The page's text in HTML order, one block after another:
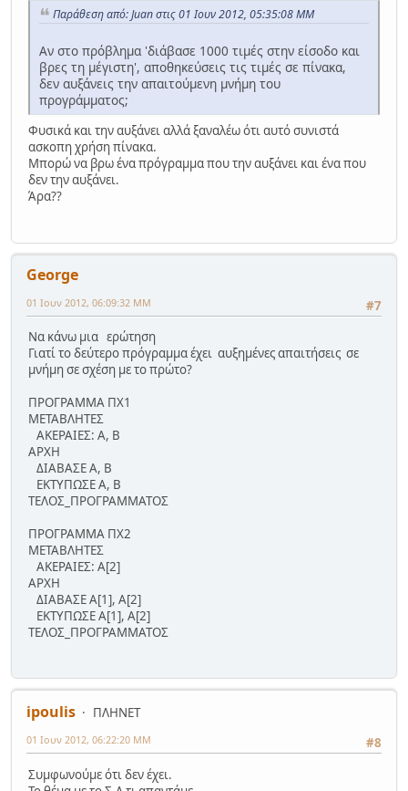
Παράθεση από: Juan στις 01 Ιουν 2012, 05:35:08 ΜΜ
Αν στο πρόβλημα 'διάβασε 1000 τιμές στην είσοδο και
βρες τη μέγιστη', αποθηκεύσεις τις τιμές σε πίνακα,
δεν αυξάνεις την απαιτούμενη μνήμη του
προγράμματος;
Φυσικά και την αυξάνει αλλά ξαναλέω ότι αυτό συνιστά
ασκοπη χρήση πίνακα.
Μπορώ να βρω ένα πρόγραμμα που την αυξάνει και ένα που
δεν την αυξάνει.
Άρα??
George
#7
01 Ιουν 2012, 06:09:32 ΜΜ
Να κάνω μια ερώτηση
Γιατί το δεύτερο πρόγραμμα έχει αυξημένες απαιτήσεις σε
μνήμη σε σχέση με το πρώτο?
ΠΡΟΓΡΑΜΜΑ ΠΧ1
ΜΕΤΑΒΛΗΤΕΣ
ΑΚΕΡΑΙΕΣ: Α, Β
ΑΡΧΗ
ΔΙΑΒΑΣΕ Α, Β
ΕΚΤΥΠΩΣΕ Α, Β
ΤΕΛΟΣ_ΠΡΟΓΡΑΜΜΑΤΟΣ
ΠΡΟΓΡΑΜΜΑ ΠΧ2
ΜΕΤΑΒΛΗΤΕΣ
ΑΚΕΡΑΙΕΣ: Α[2]
ΑΡΧΗ
ΔΙΑΒΑΣΕ Α[1], Α[2]
ΕΚΤΥΠΩΣΕ Α[1], Α[2]
ΤΕΛΟΣ_ΠΡΟΓΡΑΜΜΑΤΟΣ
ipoulis
ΠΛΗΝΕΤ
#8
01 Ιουν 2012, 06:22:20 ΜΜ
Συμφωνούμε ότι δεν έχει.